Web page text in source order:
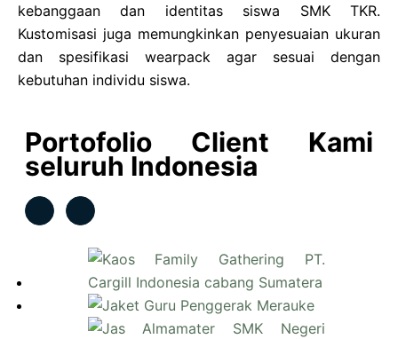
kebanggaan dan identitas siswa SMK TKR.
Kustomisasi juga memungkinkan penyesuaian ukuran
dan spesifikasi wearpack agar sesuai dengan
kebutuhan individu siswa.
Portofolio Client Kami
seluruh Indonesia